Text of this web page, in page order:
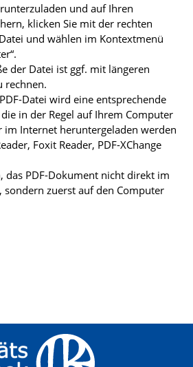
und auf Ihren
klicken Sie mit der rechten
und wählen im Kontextmenü
der Datei ist ggf. mit längeren
rechnen.
Datei wird eine entsprechende
in der Regel auf Ihrem Computer
im Internet heruntergeladen werden
Foxit Reader, PDF-XChange
das PDF-Dokument nicht direkt im
sondern zuerst auf den Computer